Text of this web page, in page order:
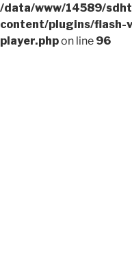
/data/www/14589/
content/plugins/flash-
player.phpon line 96